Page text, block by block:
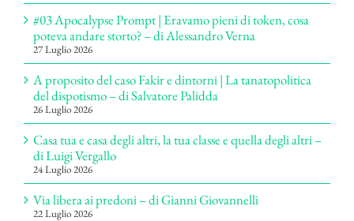
#03 Apocalypse Prompt | Eravamo pieni di token, cosa
poteva andare storto? – di Alessandro Verna
27 Luglio 2026
A proposito del caso Fakir e dintorni | La tanatopolitica
del dispotismo – di Salvatore Palidda
26 Luglio 2026
Casa tua e casa degli altri, la tua classe e quella degli altri –
di Luigi Vergallo
24 Luglio 2026
Via libera ai predoni – di Gianni Giovannelli
22 Luglio 2026